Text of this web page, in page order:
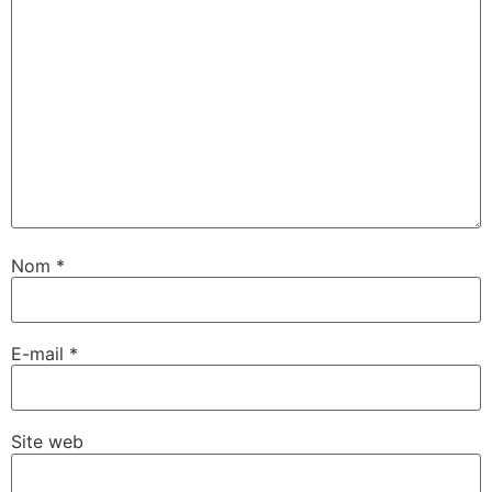
Nom *
E-mail *
Site web